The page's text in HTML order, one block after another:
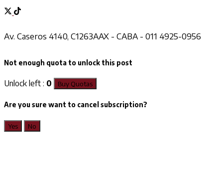
Av. Caseros 4140, C1263AAX - CABA - 011 4925-0956
Not enough quota to unlock this post
Unlock left : 0 Buy Quotas
Are you sure want to cancel subscription?
Yes No